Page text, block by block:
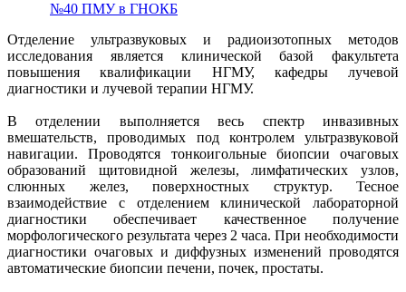
№40 ПМУ в ГНОКБ
Отделение ультразвуковых и радиоизотопных методов
исследования является клинической базой факультета
повышения квалификации НГМУ, кафедры лучевой
диагностики и лучевой терапии НГМУ.
В отделении выполняется весь спектр инвазивных
вмешательств, проводимых под контролем ультразвуковой
навигации. Проводятся тонкоигольные биопсии очаговых
образований щитовидной железы, лимфатических узлов,
слюнных желез, поверхностных структур. Тесное
взаимодействие с отделением клинической лабораторной
диагностики обеспечивает качественное получение
морфологического результата через 2 часа. При необходимости
диагностики очаговых и диффузных изменений проводятся
автоматические биопсии печени, почек, простаты.